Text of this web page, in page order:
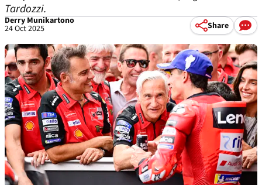
Tardozzi.
Derry Munikartono
24 Oct 2025 Share